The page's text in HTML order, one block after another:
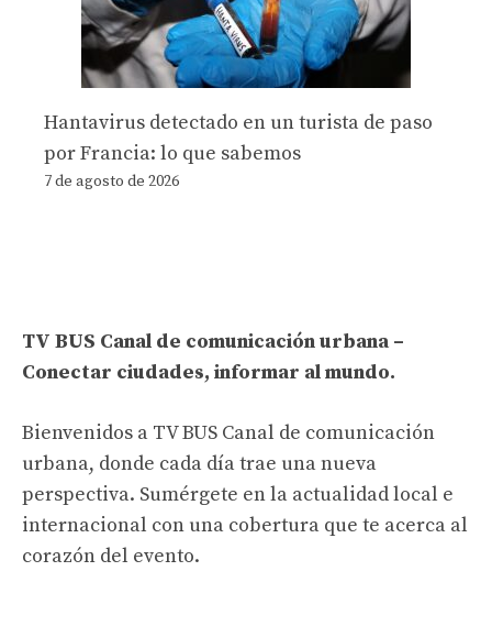
Hantavirus detectado en un turista de paso
por Francia: lo que sabemos
7 de agosto de 2026
TV BUS Canal de comunicación urbana –
Conectar ciudades, informar al mundo.
Bienvenidos a TV BUS Canal de comunicación
urbana, donde cada día trae una nueva
perspectiva. Sumérgete en la actualidad local e
internacional con una cobertura que te acerca al
corazón del evento.